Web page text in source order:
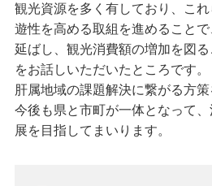
観光資源を多く有しており、こ
遊性を高める取組を進めること
延ばし、観光消費額の増加を図
をお話しいただいたところです。
肝属地域の課題解決に繋がる方策
今後も県と市町が一体となって
展を目指してまいります。